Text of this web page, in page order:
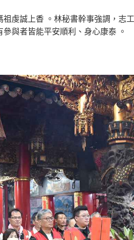
虔誠上香 。林秘書幹事強調，志
與者皆能平安順利、身心康泰 。